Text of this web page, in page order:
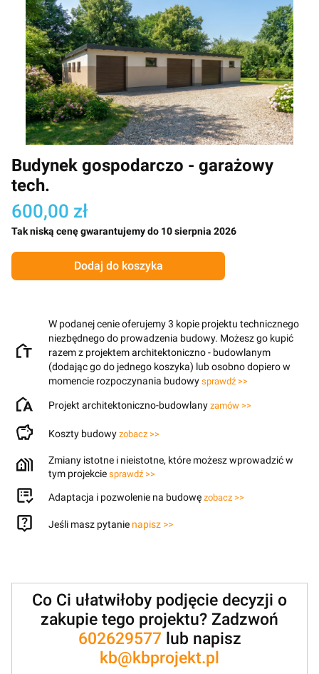
Budynek gospodarczo - garażowy
tech.
600,00 zł
Tak niską cenę gwarantujemy do 10 sierpnia 2026
Dodaj do koszyka
W podanej cenie oferujemy 3 kopie projektu technicznego
niezbędnego do prowadzenia budowy. Możesz go kupić
razem z projektem architektoniczno - budowlanym
(dodając go do jednego koszyka) lub osobno dopiero w
momencie rozpoczynania budowy sprawdź >>
Projekt architektoniczno-budowlany zamów >>
Koszty budowy zobacz >>
Zmiany istotne i nieistotne, które możesz wprowadzić w
tym projekcie sprawdź >>
Adaptacja i pozwolenie na budowę zobacz >>
Jeśli masz pytanie napisz >>
Co Ci ułatwiłoby podjęcie decyzji o
zakupie tego projektu? Zadzwoń
602629577lub napisz
kb@kbprojekt.pl